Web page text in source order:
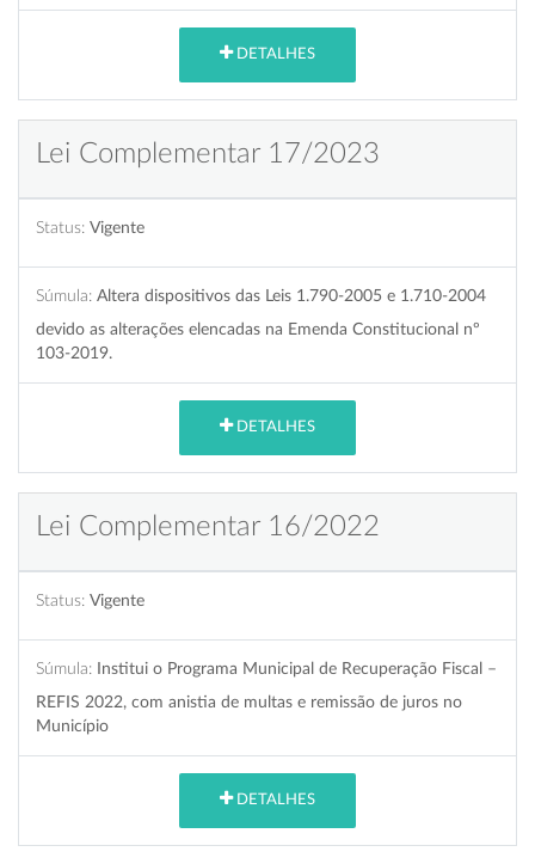
DETALHES
Lei Complementar 17/2023
Status: Vigente
Súmula: Altera dispositivos das Leis 1.790-2005 e 1.710-2004
devido as alterações elencadas na Emenda Constitucional nº
103-2019.
DETALHES
Lei Complementar 16/2022
Status: Vigente
Súmula: Institui o Programa Municipal de Recuperação Fiscal –
REFIS 2022, com anistia de multas e remissão de juros no
Município
DETALHES